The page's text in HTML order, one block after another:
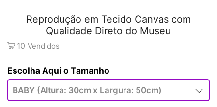
Reprodução em Tecido Canvas com
Qualidade Direto do Museu
10 Vendidos
Tamanho